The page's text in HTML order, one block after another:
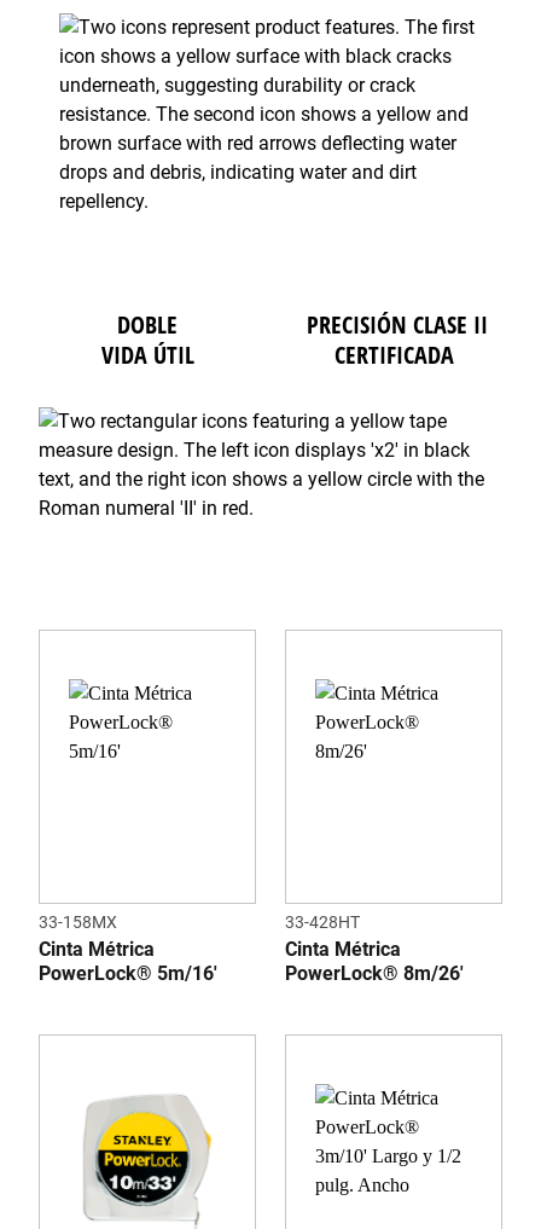
DOBLE
VIDA ÚTIL
PRECISIÓN CLASE II
CERTIFICADA
33-158MX
Cinta Métrica
PowerLock® 5m/16'
33-428HT
Cinta Métrica
PowerLock® 8m/26'